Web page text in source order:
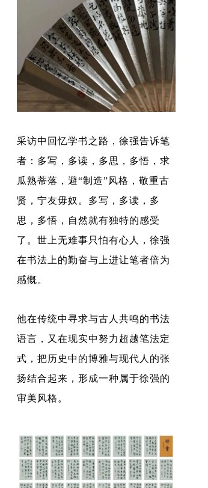
采访中回忆学书之路，徐强告诉笔
者：多写，多读，多思，多悟，求
瓜熟蒂落，避“制造”风格，敬重古
贤，宁友毋奴。多写，多读，多
思，多悟，自然就有独特的感受
了。世上无难事只怕有心人，徐强
在书法上的勤奋与上进让笔者倍为
感慨。
他在传统中寻求与古人共鸣的书法
语言，又在现实中努力超越笔法定
式，把历史中的博雅与现代人的张
扬结合起来，形成一种属于徐强的
审美风格。